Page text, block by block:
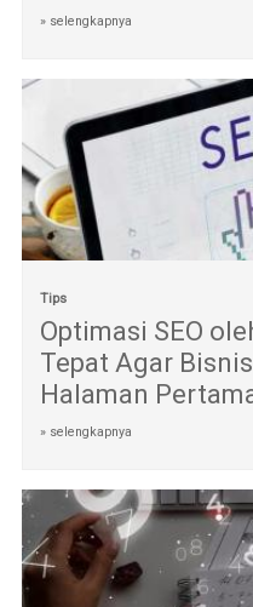
» selengkapnya
Tips
Optimasi SEO
Tepat Agar
Halaman
» selengkapnya